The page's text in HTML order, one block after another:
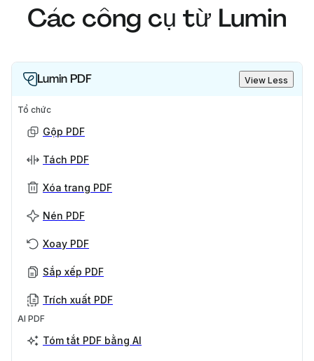
Các công cụ từ Lumin
Lumin PDF View Less
Tổ chức
Gộp PDF
Tách PDF
Xóa trang PDF
Nén PDF
Xoay PDF
Sắp xếp PDF
Trích xuất PDF
AI PDF
Tóm tắt PDF bằng AI